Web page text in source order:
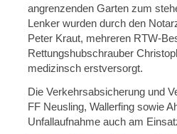
angrenzenden Garten zum
Lenker wurden durch den
Peter Kraut, mehreren RTW-
Rettungshubschrauber
medizinsch erstversorgt.
Die Verkehrsabsicherung und
FF Neusling, Wallerfing sowie
Unfallaufnahme auch am